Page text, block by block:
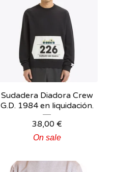
Sudadera Diadora Crew
G.D. 1984 en liquidación.
38,00 €
On sale